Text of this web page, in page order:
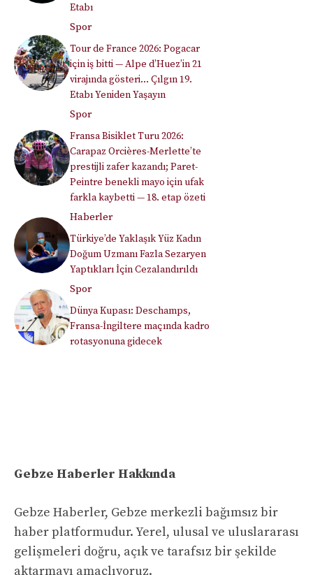
Etabı
Spor
Tour de France 2026: Pogacar
için iş bitti — Alpe d’Huez’in 21
virajında gösteri… Çılgın 19.
Etabı Yeniden Yaşayın
Spor
Fransa Bisiklet Turu 2026:
Carapaz Orcières-Merlette’te
prestijli zafer kazandı; Paret-
Peintre benekli mayo için ufak
farkla kaybetti — 18. etap özeti
Haberler
Türkiye’de Yaklaşık Yüz Kadın
Doğum Uzmanı Fazla Sezaryen
Yaptıkları İçin Cezalandırıldı
Spor
Dünya Kupası: Deschamps,
Fransa-İngiltere maçında kadro
rotasyonuna gidecek
Gebze Haberler Hakkında
Gebze Haberler, Gebze merkezli bağımsız bir
haber platformudur. Yerel, ulusal ve uluslararası
gelişmeleri doğru, açık ve tarafsız bir şekilde
aktarmayı amaçlıyoruz.